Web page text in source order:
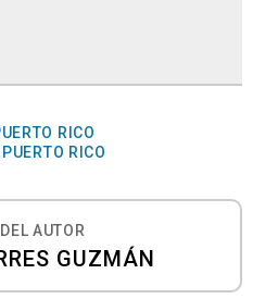
RICO
RICO
AUTOR
GUZMÁN